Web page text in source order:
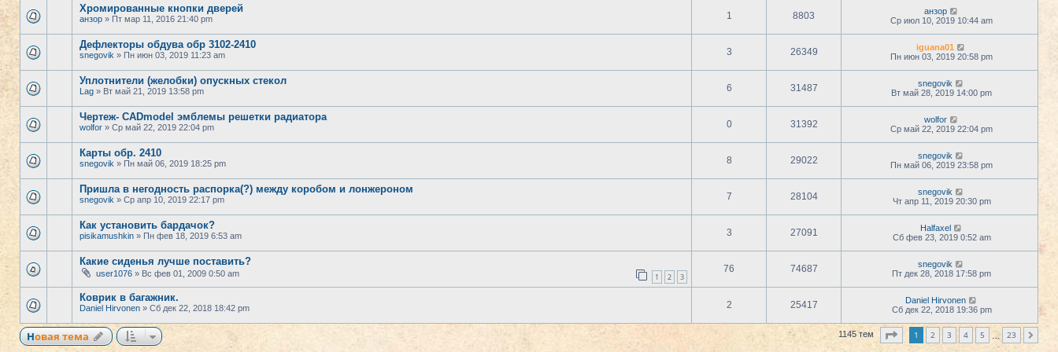
Хромированные кнопки дверей
анзор » Пт мар 11, 2016 21:40 pm 1 8803
анзор
Ср июл 10, 2019 10:44 am
Дефлекторы обдува обр 3102-2410
snegovik » Пн июн 03, 2019 11:23 am 3 26349
iguana01
Пн июн 03, 2019 20:58 pm
Уплотнители (желобки) опускных стекол
Lag » Вт май 21, 2019 13:58 pm 6 31487
snegovik
Вт май 28, 2019 14:00 pm
Чертеж- CADmodel эмблемы решетки радиатора
wolfor » Ср май 22, 2019 22:04 pm 0 31392
wolfor
Ср май 22, 2019 22:04 pm
Карты обр. 2410
snegovik » Пн май 06, 2019 18:25 pm 8 29022
snegovik
Пн май 06, 2019 23:58 pm
Пришла в негодность распорка(?) между коробом и лонжероном
snegovik » Ср апр 10, 2019 22:17 pm 7 28104
snegovik
Чт апр 11, 2019 20:30 pm
Как установить бардачок?
pisikamushkin » Пн фев 18, 2019 6:53 am 3 27091
Halfaxel
Сб фев 23, 2019 0:52 am
Какие сиденья лучше поставить?
user1076 » Вс фев 01, 2009 0:50 am 1 2 3
76 74687
snegovik
Пт дек 28, 2018 17:58 pm
Коврик в багажник.
Daniel Hirvonen » Сб дек 22, 2018 18:42 pm 2 25417
Daniel Hirvonen
Сб дек 22, 2018 19:36 pm
Новая тема 1145 тем Страница из23
1 2 3 4 5 23